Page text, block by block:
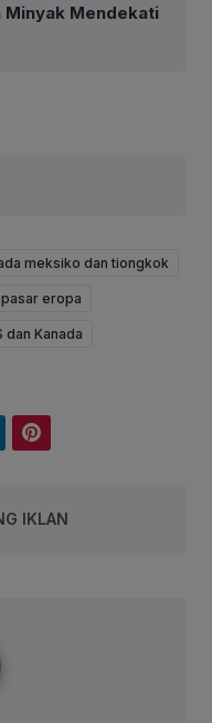
Minyak Mendekati
meksiko dan tiongkok
eropa
dan Kanada
IKLAN